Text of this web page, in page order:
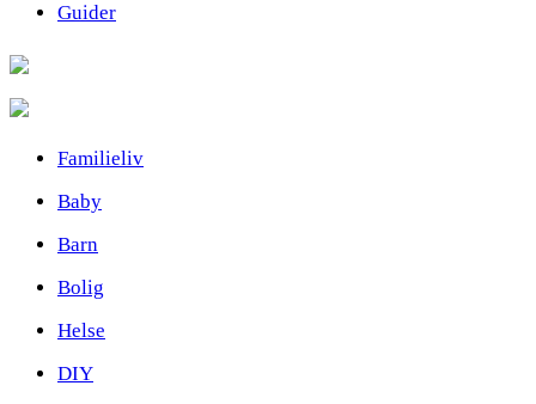
Guider
Familieliv
Baby
Barn
Bolig
Helse
DIY